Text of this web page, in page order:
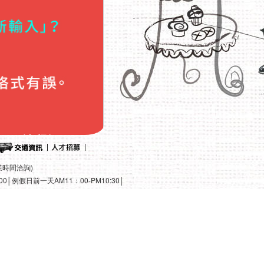
間洽詢)
例假日前一天AM11：00-PM10:30│